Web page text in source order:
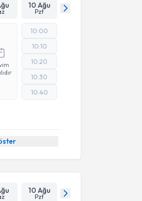
10 Ağu
Pzt
10:00
10:10
10:20
10:30
10:40
10 Ağu
Pzt